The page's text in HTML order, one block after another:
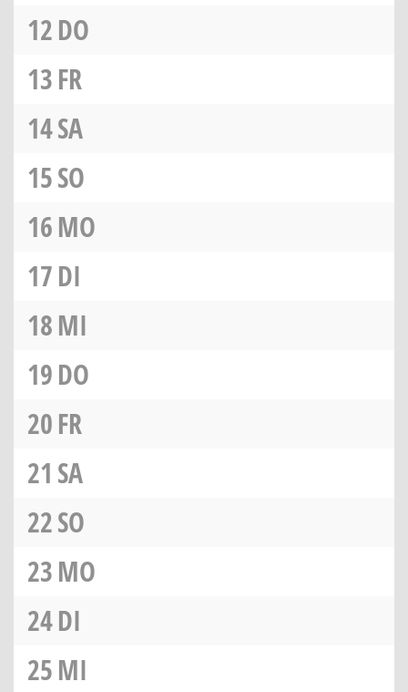
12DO
13FR
14SA
15SO
16MO
17DI
18MI
19DO
20FR
21 SA
22SO
23MO
24DI
25MI